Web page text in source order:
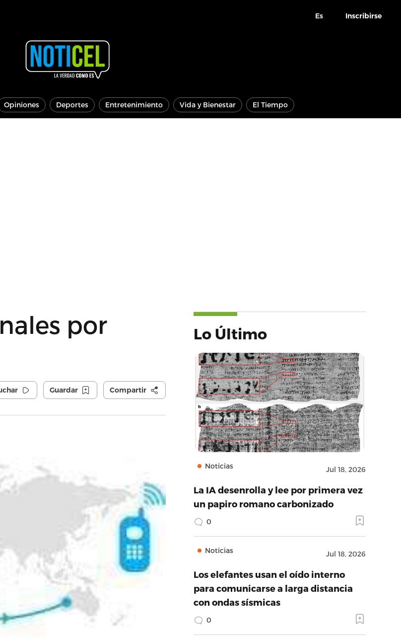
Es Inscribirse
Opiniones Deportes Entretenimiento Vida y Bienestar El Tiempo
por
Guardar Compartir
Lo Último
Noticias Jul 18, 2026
La IA desenrolla y lee por primera vez
un papiro romano carbonizado
0
Noticias Jul 18, 2026
Los elefantes usan el oído interno
para comunicarse a larga distancia
con ondas sísmicas
0